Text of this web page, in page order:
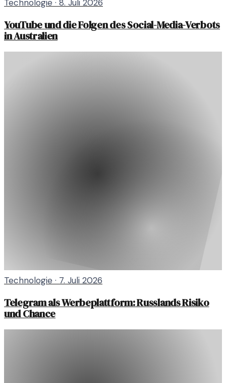
Technologie · 8. Juli 2026
YouTube und die Folgen des Social-Media-Verbots
in Australien
Technologie · 7. Juli 2026
Telegram als Werbeplattform: Russlands Risiko
und Chance